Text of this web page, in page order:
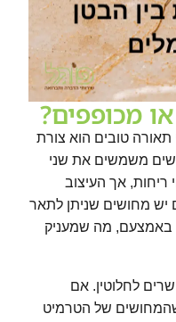
מכופפים?
תאורה טובים הוא צורת
משמשים את שני
ריחות, אך העיצוב
יש מחושים שניתן לתאר
באמצעם, מה שמעניק
לחלוטין. אם
של הטרמיט